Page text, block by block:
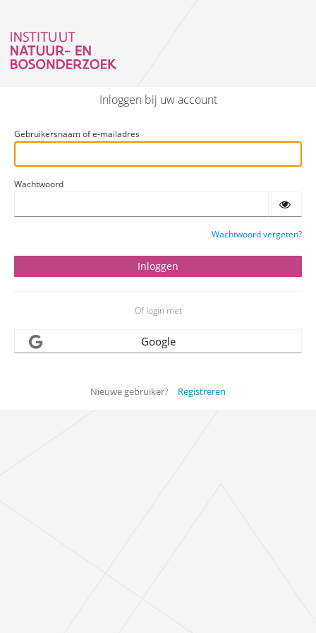
Inloggen bij uw account
Gebruikersnaam of e-mailadres
Wachtwoord
Wachtwoord vergeten?
Of login met
Google
Nieuwe gebruiker? Registreren